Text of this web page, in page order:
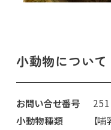
小動物について
お問い合せ番号
小動物種類
【